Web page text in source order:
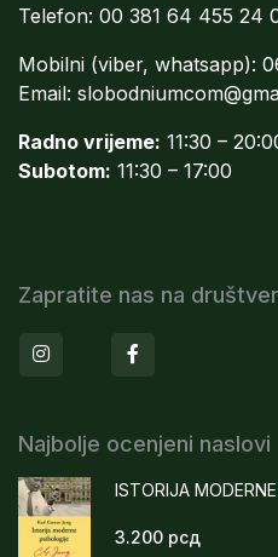
Telefon: 00 381 64 455 24
Mobilni (viber, whatsapp):
Email:
Radno vrijeme: 11:30 –
Subotom: 11:30 – 17:00
Zapratite nas na
Instagram
Najbolje ocenjeni naslovi
ISTORIJA
3.200 рсд